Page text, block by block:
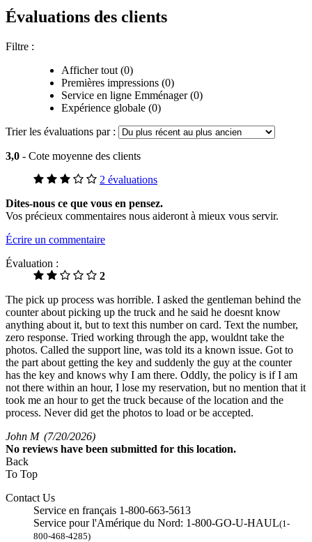
Évaluations des clients
Filtre :
Afficher tout (0)
Premières impressions (0)
Service en ligne Emménager (0)
Expérience globale (0)
Trier les évaluations par :
3,0 - Cote moyenne des clients
2 évaluations
Dites-nous ce que vous en pensez.
Vos précieux commentaires nous aideront à mieux vous servir.
Écrire un commentaire
Évaluation :
2
The pick up process was horrible. I asked the gentleman behind the
counter about picking up the truck and he said he doesnt know
anything about it, but to text this number on card. Text the number,
zero response. Tried working through the app, wouldnt take the
photos. Called the support line, was told its a known issue. Got to
the part about getting the key and suddenly the guy at the counter
has the key and knows why I am there. Oddly, the policy is if I am
not there within an hour, I lose my reservation, but no mention that it
took me an hour to get the truck because of the location and the
process. Never did get the photos to load or be accepted.
John M (7/20/2026)
No reviews have been submitted for this location.
Back
To Top
Contact Us
Service en français 1-800-663-5613
Service pour l'Amérique du Nord: 1-800-GO-U-HAUL(1-
800-468-4285)